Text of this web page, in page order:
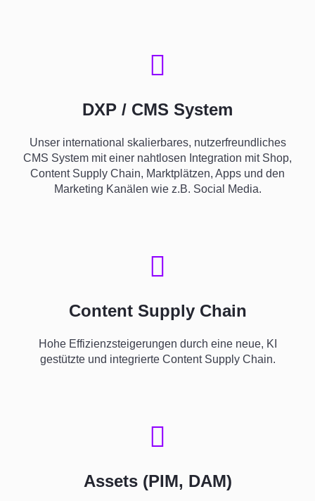
DXP / CMS System
Unser international skalierbares, nutzerfreundliches
CMS System mit einer nahtlosen Integration mit Shop,
Content Supply Chain, Marktplätzen, Apps und den
Marketing Kanälen wie z.B. Social Media.
Content Supply Chain
Hohe Effizienzsteigerungen durch eine neue, KI
gestützte und integrierte Content Supply Chain.
Assets (PIM, DAM)